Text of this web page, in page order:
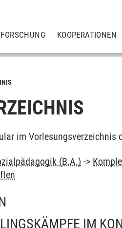
FORSCHUNG KOOPERATIONEN
im Vorlesungsverzeichnis
(B.A.) ->
IM